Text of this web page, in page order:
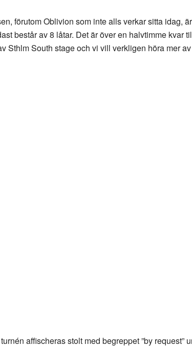
förutom Oblivion som inte alls verkar sitta idag,
består av 8 låtar. Det är över en halvtimme kvar
Sthlm South stage och vi vill verkligen höra mer
affischeras stolt med begreppet ”by request”